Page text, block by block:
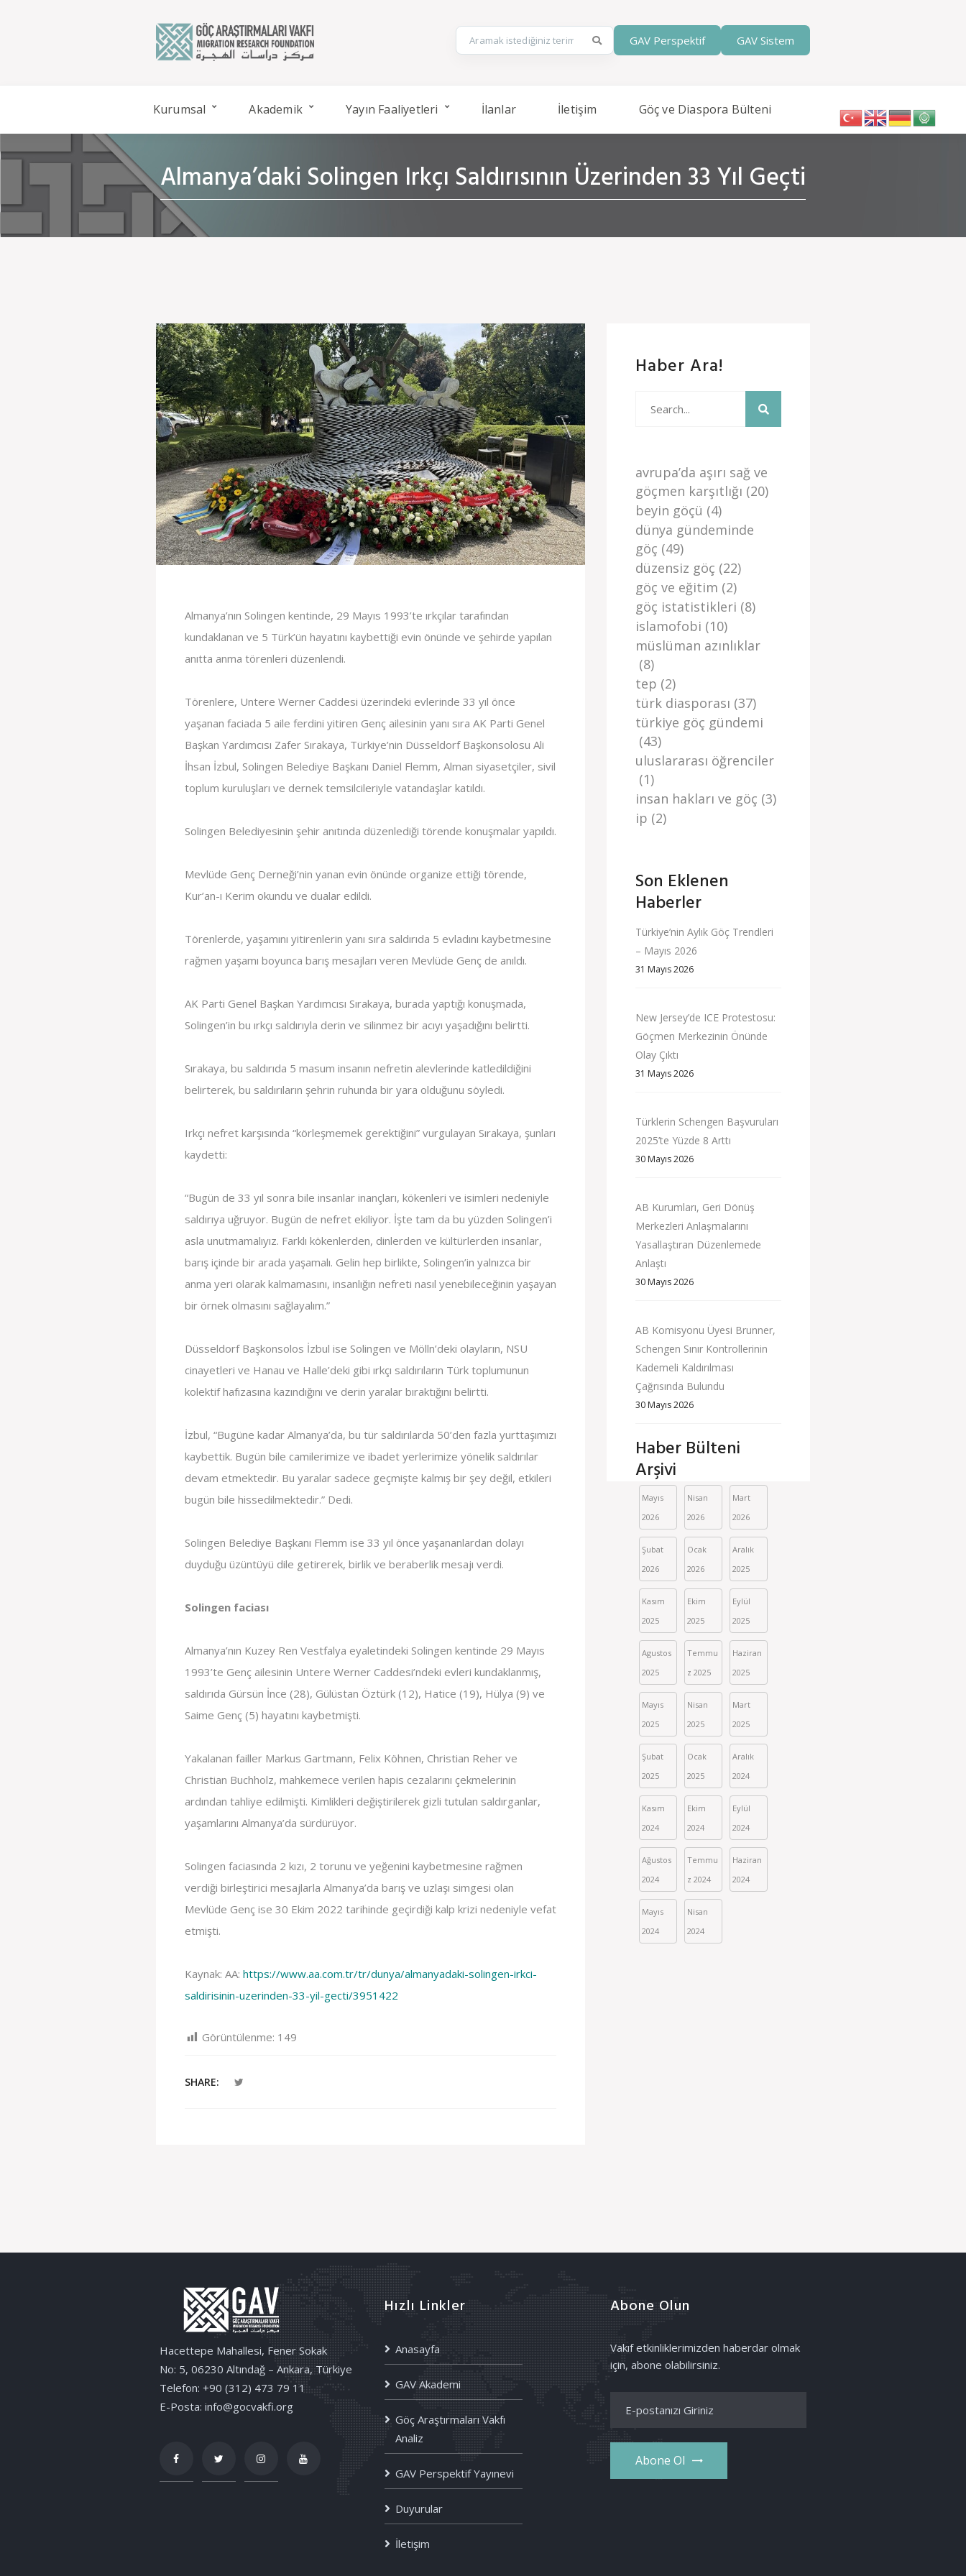
GAV Perspektif GAV Sistem
Kurumsal Akademik Yayın Faaliyetleri İlanlar İletişim Göç ve Diaspora Bülteni
Almanya’daki Solingen Irkçı Saldırısının Üzerinden 33 Yıl Geçti
Almanya’nın Solingen kentinde, 29 Mayıs 1993’te ırkçılar tarafından
kundaklanan ve 5 Türk’ün hayatını kaybettiği evin önünde ve şehirde yapılan
anıtta anma törenleri düzenlendi.
Törenlere, Untere Werner Caddesi üzerindeki evlerinde 33 yıl önce
yaşanan faciada 5 aile ferdini yitiren Genç ailesinin yanı sıra AK Parti Genel
Başkan Yardımcısı Zafer Sırakaya, Türkiye’nin Düsseldorf Başkonsolosu Ali
İhsan İzbul, Solingen Belediye Başkanı Daniel Flemm, Alman siyasetçiler, sivil
toplum kuruluşları ve dernek temsilcileriyle vatandaşlar katıldı.
Solingen Belediyesinin şehir anıtında düzenlediği törende konuşmalar yapıldı.
Mevlüde Genç Derneği’nin yanan evin önünde organize ettiği törende,
Kur’an-ı Kerim okundu ve dualar edildi.
Törenlerde, yaşamını yitirenlerin yanı sıra saldırıda 5 evladını kaybetmesine
rağmen yaşamı boyunca barış mesajları veren Mevlüde Genç de anıldı.
AK Parti Genel Başkan Yardımcısı Sırakaya, burada yaptığı konuşmada,
Solingen’in bu ırkçı saldırıyla derin ve silinmez bir acıyı yaşadığını belirtti.
Sırakaya, bu saldırıda 5 masum insanın nefretin alevlerinde katledildiğini
belirterek, bu saldırıların şehrin ruhunda bir yara olduğunu söyledi.
Irkçı nefret karşısında “körleşmemek gerektiğini” vurgulayan Sırakaya, şunları
kaydetti:
“Bugün de 33 yıl sonra bile insanlar inançları, kökenleri ve isimleri nedeniyle
saldırıya uğruyor. Bugün de nefret ekiliyor. İşte tam da bu yüzden Solingen’i
asla unutmamalıyız. Farklı kökenlerden, dinlerden ve kültürlerden insanlar,
barış içinde bir arada yaşamalı. Gelin hep birlikte, Solingen’in yalnızca bir
anma yeri olarak kalmamasını, insanlığın nefreti nasıl yenebileceğinin yaşayan
bir örnek olmasını sağlayalım.”
Düsseldorf Başkonsolos İzbul ise Solingen ve Mölln’deki olayların, NSU
cinayetleri ve Hanau ve Halle’deki gibi ırkçı saldırıların Türk toplumunun
kolektif hafızasına kazındığını ve derin yaralar bıraktığını belirtti.
İzbul, “Bugüne kadar Almanya’da, bu tür saldırılarda 50’den fazla yurttaşımızı
kaybettik. Bugün bile camilerimize ve ibadet yerlerimize yönelik saldırılar
devam etmektedir. Bu yaralar sadece geçmişte kalmış bir şey değil, etkileri
bugün bile hissedilmektedir.” Dedi.
Solingen Belediye Başkanı Flemm ise 33 yıl önce yaşananlardan dolayı
duyduğu üzüntüyü dile getirerek, birlik ve beraberlik mesajı verdi.
Solingen faciası
Almanya’nın Kuzey Ren Vestfalya eyaletindeki Solingen kentinde 29 Mayıs
1993’te Genç ailesinin Untere Werner Caddesi’ndeki evleri kundaklanmış,
saldırıda Gürsün İnce (28), Gülüstan Öztürk (12), Hatice (19), Hülya (9) ve
Saime Genç (5) hayatını kaybetmişti.
Yakalanan failler Markus Gartmann, Felix Köhnen, Christian Reher ve
Christian Buchholz, mahkemece verilen hapis cezalarını çekmelerinin
ardından tahliye edilmişti. Kimlikleri değiştirilerek gizli tutulan saldırganlar,
yaşamlarını Almanya’da sürdürüyor.
Solingen faciasında 2 kızı, 2 torunu ve yeğenini kaybetmesine rağmen
verdiği birleştirici mesajlarla Almanya’da barış ve uzlaşı simgesi olan
Mevlüde Genç ise 30 Ekim 2022 tarihinde geçirdiği kalp krizi nedeniyle vefat
etmişti.
Kaynak: AA: https://www.aa.com.tr/tr/dunya/almanyadaki-solingen-irkci-
saldirisinin-uzerinden-33-yil-gecti/3951422
Görüntülenme: 149
SHARE:
Haber Ara!
avrupa’da aşiri sağ ve
göçmen karşitliği (20)
beyi̇n göçü (4)
dünya gündemi̇nde
göç (49)
düzensi̇z göç (22)
göç ve eği̇ti̇m (2)
göç i̇stati̇sti̇kleri̇ (8)
islamofobi (10)
müslüman azınlıklar
(8)
tep (2)
türk di̇asporasi (37)
türki̇ye göç gündemi̇
(43)
uluslararası öğrenciler
(1)
i̇nsan haklari ve göç (3)
i̇p (2)
Son Eklenen
Haberler
Türkiye’nin Aylık Göç Trendleri
– Mayıs 2026
31 Mayıs 2026
New Jersey’de ICE Protestosu:
Göçmen Merkezinin Önünde
Olay Çıktı
31 Mayıs 2026
Türklerin Schengen Başvuruları
2025’te Yüzde 8 Arttı
30 Mayıs 2026
AB Kurumları, Geri Dönüş
Merkezleri Anlaşmalarını
Yasallaştıran Düzenlemede
Anlaştı
30 Mayıs 2026
AB Komisyonu Üyesi Brunner,
Schengen Sınır Kontrollerinin
Kademeli Kaldırılması
Çağrısında Bulundu
30 Mayıs 2026
Haber Bülteni
Arşivi
Mayıs
2026
Nisan
2026
Mart
2026
Şubat
2026
Ocak
2026
Aralık
2025
Kasım
2025
Ekim
2025
Eylül
2025
Agustos
2025
Temmu
z 2025
Haziran
2025
Mayıs
2025
Nisan
2025
Mart
2025
Şubat
2025
Ocak
2025
Aralık
2024
Kasım
2024
Ekim
2024
Eylül
2024
Ağustos
2024
Temmu
z 2024
Haziran
2024
Mayıs
2024
Nisan
2024
Hacettepe Mahallesi, Fener Sokak
No: 5, 06230 Altındağ – Ankara, Türkiye
Telefon: +90 (312) 473 79 11
E-Posta: info@gocvakfi.org
Hızlı Linkler
Anasayfa
GAV Akademi
Göç Araştırmaları Vakfı
Analiz
GAV Perspektif Yayınevi
Duyurular
İletişim
Abone Olun
Vakıf etkinliklerimizden haberdar olmak
için, abone olabilirsiniz.
Abone Ol